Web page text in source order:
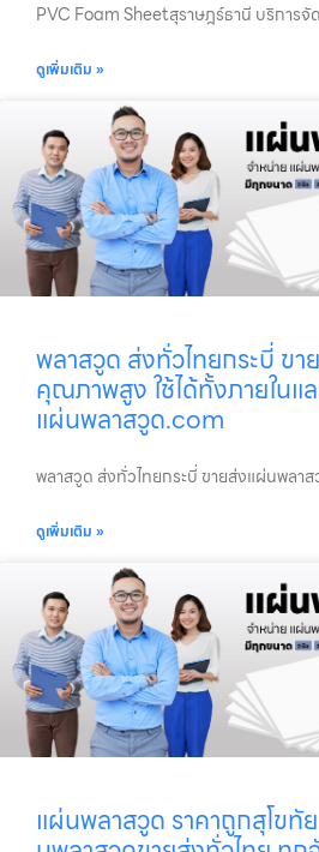
PVC Foam Sheetสุราษฎร์ธานี บริการจั
ดูเพิ่มเติม »
พลาสวูด ส่งทั่วไทยกระบี่ ข
คุณภาพสูง ใช้ได้ทั้งภายในแ
แผ่นพลาสวูด.com
พลาสวูด ส่งทั่วไทยกระบี่ ขายส่งแผ่นพลาส
ดูเพิ่มเติม »
แผ่นพลาสวูด ราคาถูกสุโขทั